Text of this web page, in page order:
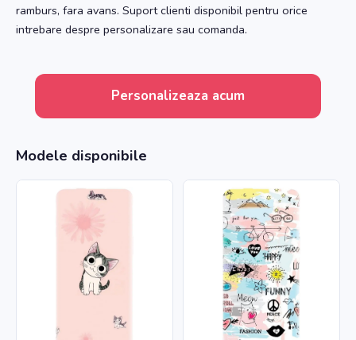
ramburs, fara avans. Suport clienti disponibil pentru orice
intrebare despre personalizare sau comanda.
Personalizeaza acum
Modele disponibile